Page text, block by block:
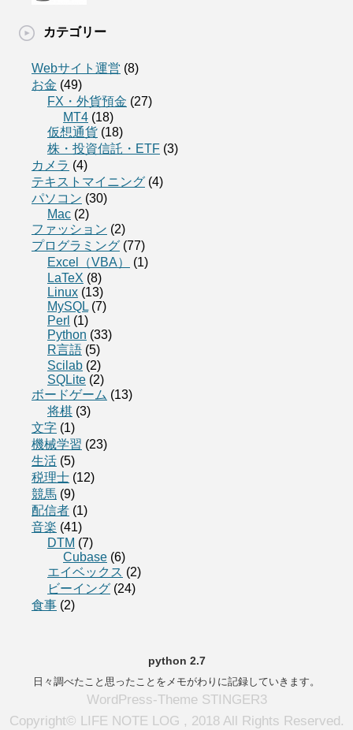
カテゴリー
Webサイト運営 (8)
お金 (49)
FX・外貨預金 (27)
MT4 (18)
仮想通貨 (18)
株・投資信託・ETF (3)
カメラ (4)
テキストマイニング (4)
パソコン (30)
Mac (2)
ファッション (2)
プログラミング (77)
Excel（VBA）
(1)
LaTeX (8)
Linux (13)
MySQL (7)
Perl (1)
Python (33)
R言語 (5)
Scilab (2)
SQLite (2)
ボードゲーム (13)
将棋 (3)
文字 (1)
機械学習 (23)
生活 (5)
税理士 (12)
競馬 (9)
配信者 (1)
音楽 (41)
DTM (7)
Cubase (6)
エイベックス (2)
ビーイング (24)
食事 (2)
python 2.7
日々調べたこと思ったことをメモがわりに記録していきます。
WordPress-Theme STINGER3
Copyright© LIFE NOTE LOG , 2018 All Rights Reserved.